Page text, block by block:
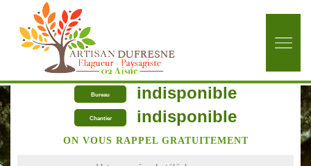
Bureau indisponible
Chantier indisponible
ON VOUS RAPPEL GRATUITEMENT